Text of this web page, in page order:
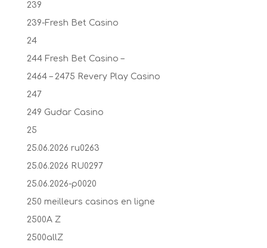
239
239-Fresh Bet Casino
24
244 Fresh Bet Casino –
2464 – 2475 Revery Play Casino
247
249 Gudar Casino
25
25.06.2026 ru0263
25.06.2026 RU0297
25.06.2026-p0020
250 meilleurs casinos en ligne
2500A Z
2500allZ